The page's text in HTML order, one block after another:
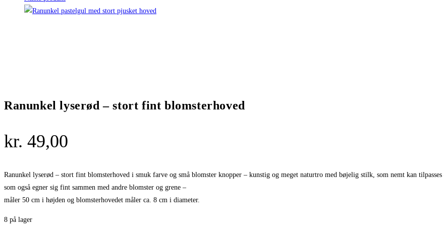
Ranunkel lyserød – stort fint blomsterhoved
kr. 49,00
Ranunkel lyserød – stort fint blomsterhoved i smuk farve og små blomster knopper – kunstig og meget naturtro med bøjelig stilk, som nemt kan
som også egner sig fint sammen med andre blomster og grene –
måler 50 cm i højden og blomsterhovedet måler ca. 8 cm i diameter.
8 på lager